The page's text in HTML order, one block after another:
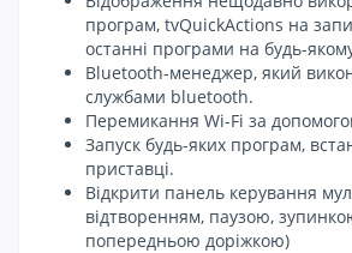
програм, tvQuickActions на
останні програми на будь-
Bluetooth-менеджер, який
службами bluetooth.
Перемикання Wi-Fi за
Запуск будь-яких програм,
приставці.
Відкрити панель керування
відтворенням, паузою,
попередньою доріжкою)